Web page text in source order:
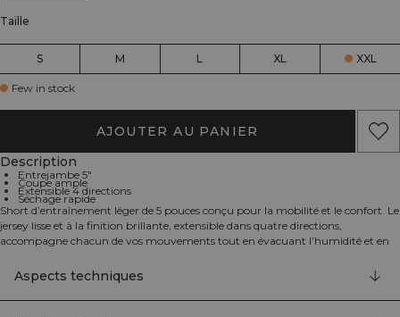
Taille
S M L XL XXL
Few in stock
AJOUTER AU PANIER
Description
Entrejambe 5"
Coupe ample
Extensible 4 directions
Séchage rapide
Short d’entraînement léger de 5 pouces conçu pour la mobilité et le confort. Le
jersey lisse et à la finition brillante, extensible dans quatre directions,
accompagne chacun de vos mouvements tout en évacuant l’humidité et en
calme. Sa coupe ample laisse de la place pour bouger, et la taille élastiquée
avec cordon plat permet d’ajuster la coupe. Fini par un logo ICIW épuré pour
un look athlétique soigné, c’est un incontournable pour la salle de sport et les
Aspects techniques